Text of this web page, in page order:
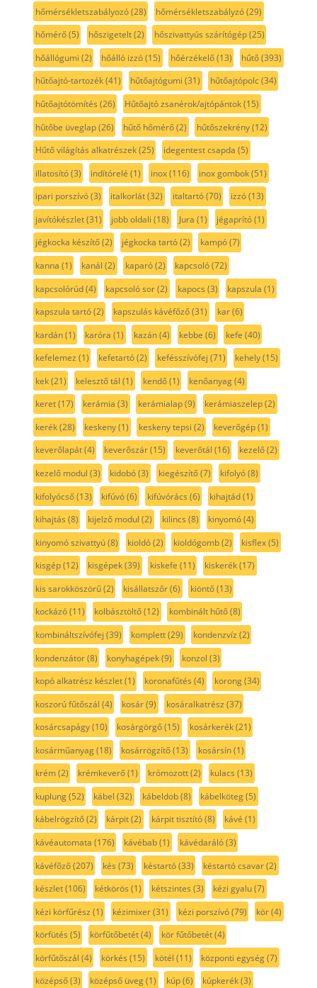
hőmérsékletszabályozó(28) hőmérsékletszabályzó(29)
hőmérő(5) hőszigetelt(2) hőszivattyús szárítógép(25)
hőállógumi (2) hőálló izzó(15) hőérzékelő(13) hűtő(393)
hűtőajtó-tartozék(41) hűtőajtógumi (31) hűtőajtópolc(34)
hűtőajtótömítés (26) Hűtőajtó zsanérok/ajtópántok(15)
hűtőbe üveglap(26) hűtő hőmérő(2) hűtőszekrény(12)
Hűtő világítás alkatrészek(25) idegentest csapda (5)
illatosító(3) indítórelé (1) inox(116) inox gombok(51)
ipari porszívó(3) italkorlát(32) italtartó(70) izzó(13)
javítókészlet(31) jobb oldali (18) Jura (1) jégaprító(1)
jégkocka készítő(2) jégkocka tartó(2) kampó(7)
kanna (1) kanál (2) kaparó(2) kapcsoló(72)
kapcsolórúd(4) kapcsoló sor(2) kapocs (3) kapszula (1)
kapszula tartó(2) kapszulás kávéfőző(31) kar(6)
kardán(1) karóra (1) kazán(4) kebbe (6) kefe (40)
kefelemez (1) kefetartó(2) kefésszívófej (71) kehely(15)
kek(21) kelesztő tál (1) kendő(1) kenőanyag(4)
keret(17) kerámia (3) kerámialap(9) kerámiaszelep(2)
kerék(28) keskeny(1) keskeny tepsi (2) keverőgép(1)
keverőlapát(4) keverőszár(15) keverőtál (16) kezelő(2)
kezelő modul (3) kidobó(3) kiegészítő(7) kifolyó(8)
kifolyócső(13) kifúvó(6) kifúvórács (6) kihajtád(1)
kihajtás (8) kijelző modul (2) kilincs (8) kinyomó(4)
kinyomó szivattyú(8) kioldó(2) kioldógomb(2) kisflex(5)
kisgép(12) kisgépek(39) kiskefe (11) kiskerék(17)
kis sarokköszörű(2) kisállatszőr(6) kiöntő(13)
kockázó(11) kolbásztöltő(12) kombinált hűtő(8)
kombináltszívófej (39) komplett(29) kondenzvíz (2)
kondenzátor(8) konyhagépek(9) konzol (3)
kopó alkatrész készlet(1) koronafűtés (4) korong(34)
koszorú fűtőszál (4) kosár(9) kosáralkatrész (37)
kosárcsapágy(10) kosárgörgő(15) kosárkerék(21)
kosárműanyag(18) kosárrögzítő(13) kosársín(1)
krém(2) krémkeverő(1) krómozott(2) kulacs (13)
kuplung(52) kábel (32) kábeldob(8) kábelköteg(5)
kábelrögzítő(2) kárpit(2) kárpit tisztító(8) kávé (1)
kávéautomata (176) kávébab(1) kávédaráló(3)
kávéfőző(207) kés (73) késtartó(33) késtartó csavar(2)
készlet(106) kétkörös (1) kétszintes (3) kézi gyalu(7)
kézi körfűrész (1) kézimixer(31) kézi porszívó(79) kör(4)
körfütés (5) körfűtőbetét(4) kör fűtőbetét(4)
körfűtőszál (4) körkés (15) kötél (11) központi egység(7)
középső(3) középső üveg(1) kúp(6) kúpkerék(3)